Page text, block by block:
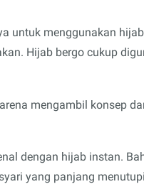
untuk menggunakan
Hijab bergo cukup
mengambil konsep
dengan hijab instan.
yang panjang